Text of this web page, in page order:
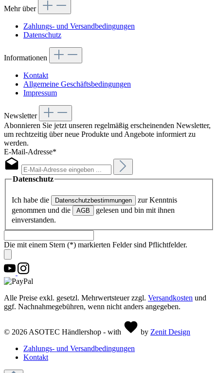
Mehr über
Zahlungs- und Versandbedingungen
Datenschutz
Informationen
Kontakt
Allgemeine Geschäftsbedingungen
Impressum
Newsletter
Abonnieren Sie jetzt unseren regelmäßig erscheinenden Newsletter,
um rechtzeitig über neue Produkte und Angebote informiert zu
werden.
E-Mail-Adresse*
Datenschutz
Ich habe die Datenschutzbestimmungen
zur Kenntnis
genommen und die
AGB
gelesen und bin mit ihnen
einverstanden.
Die mit einem Stern (*) markierten Felder sind Pflichtfelder.
Alle Preise exkl. gesetzl. Mehrwertsteuer zzgl. Versandkosten und
ggf. Nachnahmegebühren, wenn nicht anders angegeben.
© 2026 ASOTEC Händlershop - with by Zenit Design
Zahlungs- und Versandbedingungen
Kontakt